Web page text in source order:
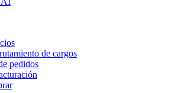
de cargos
pedidos